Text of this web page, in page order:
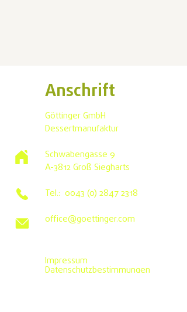
Anschrift
Göttinger GmbH
Dessertmanufaktur
Schwabengasse 9
A-3812 Groß Siegharts
Tel.: 0043 (0) 2847 2318
office@goettinger.com
Impressum
Datenschutzbestimmungen